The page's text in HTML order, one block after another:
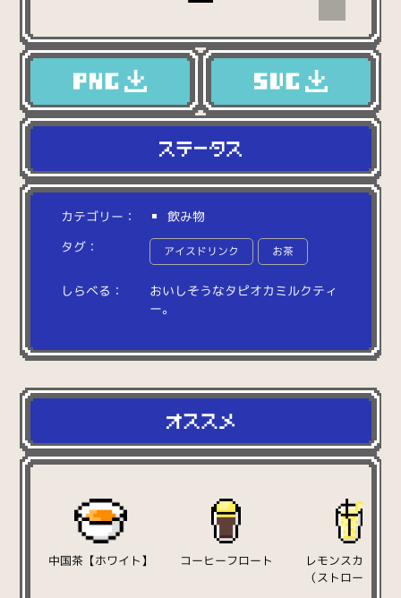
カテゴリー：
飲み物
タグ：
アイスドリンク お茶
しらべる： おい しそうなタ ピオカ ミルクティ
ー。
中国茶【ホワイト】 コーヒーフロート
レモンスカッシュ
（ストローあり）